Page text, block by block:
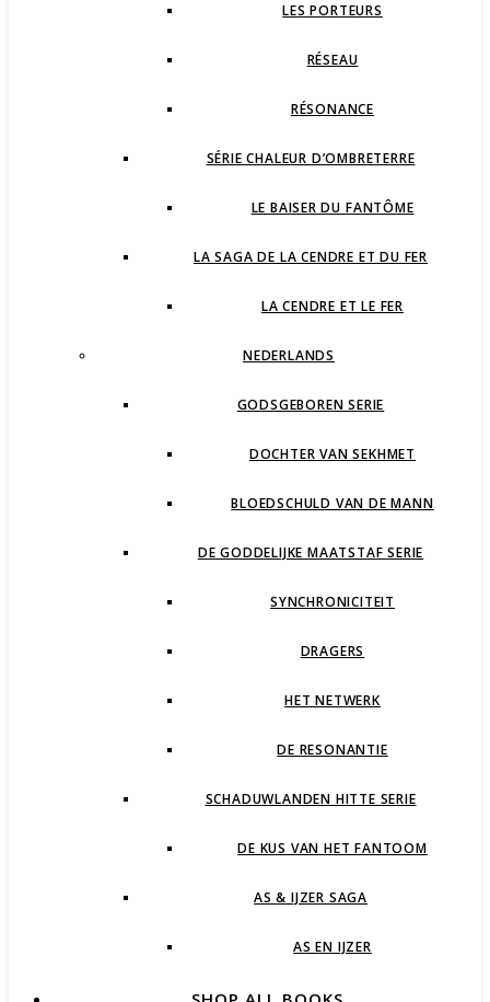
LES PORTEURS
RÉSEAU
RÉSONANCE
SÉRIE CHALEUR D’OMBRETERRE
LE BAISER DU FANTÔME
LA SAGA DE LA CENDRE ET DU FER
LA CENDRE ET LE FER
NEDERLANDS
GODSGEBOREN SERIE
DOCHTER VAN SEKHMET
BLOEDSCHULD VAN DE MANN
DE GODDELIJKE MAATSTAF SERIE
SYNCHRONICITEIT
DRAGERS
HET NETWERK
DE RESONANTIE
SCHADUWLANDEN HITTE SERIE
DE KUS VAN HET FANTOOM
AS & IJZER SAGA
AS EN IJZER